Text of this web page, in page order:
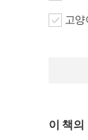
고
이 책의